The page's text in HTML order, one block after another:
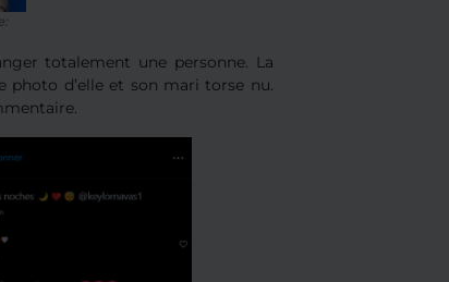
totalement une personne. La
photo d’elle et son mari torse nu.